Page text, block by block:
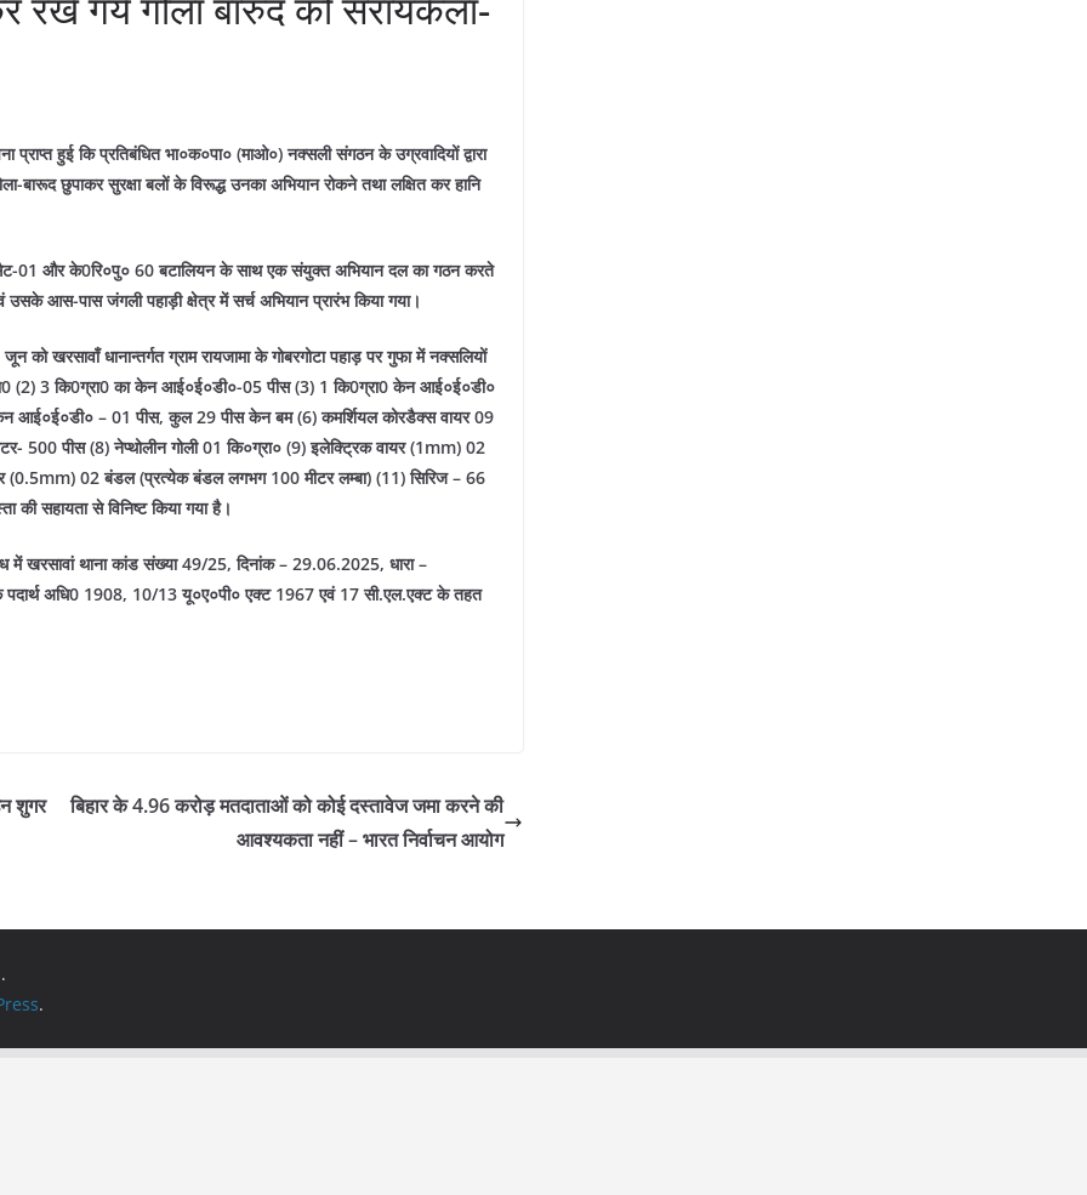
हुई कि प्रतिबंधित भा०क०पा० (माओ०) नक्सली संगठन के उग्रवादियों द्वारा
बारूद छुपाकर सुरक्षा बलों के विरूद्ध उनका अभियान रोकने तथा लक्षित कर हानि
01 और के0रि०पु० 60 बटालियन के साथ एक संयुक्त अभियान दल का गठन करते
उसके आस-पास जंगली पहाड़ी क्षेत्र में सर्च अभियान प्रारंभ किया गया।
को खरसावाँ धानान्तर्गत ग्राम रायजामा के गोबरगोटा पहाड़ पर गुफा में नक्सलियों
(2) 3 कि0ग्रा0 का केन आई०ई०डी०-05 पीस (3) 1 कि0ग्रा0 केन आई०ई०डी०
आई०ई०डी० – 01 पीस, कुल 29 पीस केन बम (6) कमर्शियल कोरडैक्स वायर 09
500 पीस (8) नेप्थोलीन गोली 01 कि०ग्रा० (9) इलेक्ट्रिक वायर (1mm) 02
(0.5mm) 02 बंडल (प्रत्येक बंडल लगभग 100 मीटर लम्बा) (11) सिरिज – 66
की सहायता से विनिष्ट किया गया है।
में खरसावां थाना कांड संख्या 49/25, दिनांक – 29.06.2025, धारा –
अधि0 1908, 10/13 यू०ए०पी० एक्ट 1967 एवं 17 सी.एल.एक्ट के तहत
शुगर
बिहार के 4.96 करोड़ मतदाताओं को कोई दस्तावेज जमा करने की
आवश्यकता नहीं – भारत निर्वाचन आयोग
.